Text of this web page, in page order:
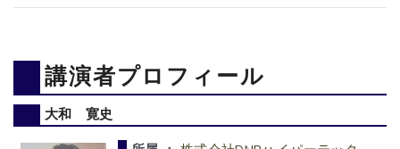
講演者プロフィール
大和 寛史